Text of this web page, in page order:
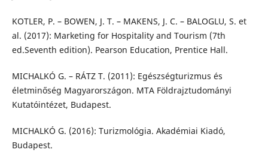
KOTLER, P. – BOWEN, J. T. – MAKENS, J. C. – BALOGLU, S. et
al. (2017): Marketing for Hospitality and Tourism (7th
ed.Seventh edition). Pearson Education, Prentice Hall.
MICHALKÓ G. – RÁTZ T. (2011): Egészségturizmus és
életminőség Magyarországon. MTA Földrajztudományi
Kutatóintézet, Budapest.
MICHALKÓ G. (2016): Turizmológia. Akadémiai Kiadó,
Budapest.